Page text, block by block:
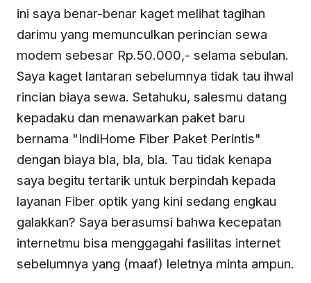
ini saya benar-benar kaget melihat tagihan
darimu yang memunculkan perincian sewa
modem sebesar Rp.50.000,- selama sebulan.
Saya kaget lantaran sebelumnya tidak tau ihwal
rincian biaya sewa. Setahuku, salesmu datang
kepadaku dan menawarkan paket baru
bernama "IndiHome Fiber Paket Perintis"
dengan biaya bla, bla, bla. Tau tidak kenapa
saya begitu tertarik untuk berpindah kepada
layanan Fiber optik yang kini sedang engkau
galakkan? Saya berasumsi bahwa kecepatan
internetmu bisa menggagahi fasilitas internet
sebelumnya yang (maaf) leletnya minta ampun.